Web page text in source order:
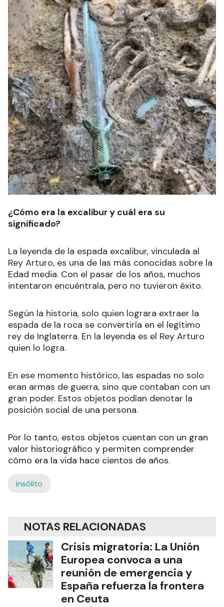
¿Cómo era la excalibur y cuál era su
significado?
La leyenda de la espada excalibur, vinculada al
Rey Arturo, es una de las más conocidas sobre la
Edad media. Con el pasar de los años, muchos
intentaron encuéntrala, pero no tuvieron éxito.
Según la historia, solo quien lograra extraer la
espada de la roca se convertiría en el legítimo
rey de Inglaterra. En la leyenda es el Rey Arturo
quien lo logra.
En ese momento histórico, las espadas no solo
eran armas de guerra, sino que contaban con un
gran poder. Estos objetos podían denotar la
posición social de una persona.
Por lo tanto, estos objetos cuentan con un gran
valor historiográfico y permiten comprender
cómo era la vida hace cientos de años.
insólito
NOTAS RELACIONADAS
Crisis migratoria: La Unión
Europea convoca a una
reunión de emergencia y
España refuerza la frontera
en Ceuta